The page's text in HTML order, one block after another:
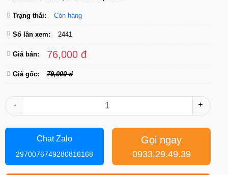
Trạng thái: Còn hàng
Số lần xem: 2441
Giá bán: 76,000 đ
Giá gốc: 79,000 đ
- +
Chat Zalo
2970076749280816168
Gọi ngay
0933.29.49.39